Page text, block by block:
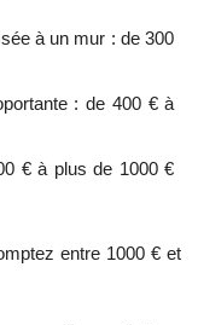
à un mur : de 300
: de 400 € à
€ à plus de 1000 €
entre 1000 € et